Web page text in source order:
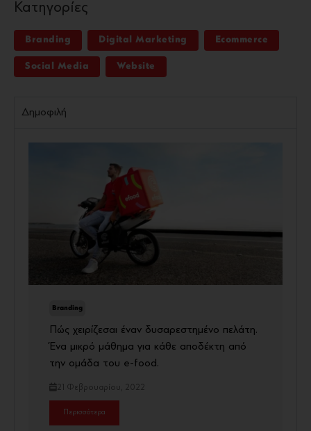
Κατηγορίες
Branding Digital Marketing Ecommerce
Social Media Website
Δημοφιλή
Branding
Πώς χειρίζεσαι έναν δυσαρεστημένο πελάτη.
Ένα μικρό μάθημα για κάθε αποδέκτη από
την ομάδα του e-food.
21 Φεβρουαρίου, 2022
Περισσότερα